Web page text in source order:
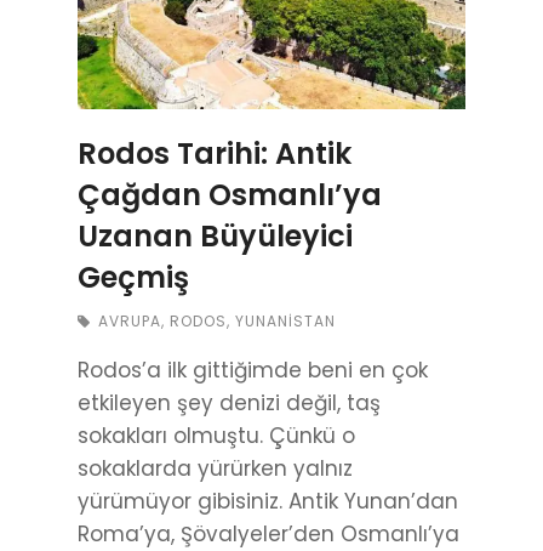
Rodos Tarihi: Antik
Çağdan Osmanlı’ya
Uzanan Büyüleyici
Geçmiş
AVRUPA, RODOS, YUNANISTAN
Rodos’a ilk gittiğimde beni en çok
etkileyen şey denizi değil, taş
sokakları olmuştu. Çünkü o
sokaklarda yürürken yalnız
yürümüyor gibisiniz. Antik Yunan’dan
Roma’ya, Şövalyeler’den Osmanlı’ya